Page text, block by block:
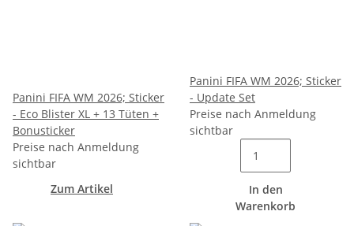
Panini FIFA WM 2026; Sticker
- Eco Blister XL + 13 Tüten +
Bonusticker
Preise nach Anmeldung
sichtbar
Zum Artikel
Panini FIFA WM 2026; Sticker
- Update Set
Preise nach Anmeldung
sichtbar
In den
Warenkorb